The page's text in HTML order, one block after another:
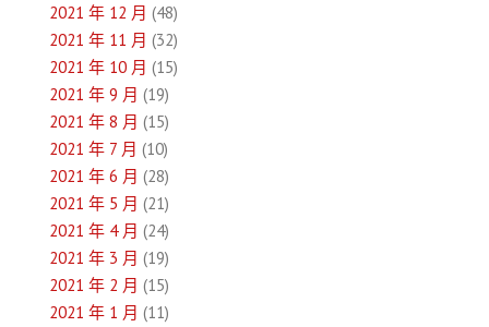
2021 年 12 月 (48)
2021 年 11 月 (32)
2021 年 10 月 (15)
2021 年 9 月 (19)
2021 年 8 月 (15)
2021 年 7 月 (10)
2021 年 6 月 (28)
2021 年 5 月 (21)
2021 年 4 月 (24)
2021 年 3 月 (19)
2021 年 2 月 (15)
2021 年 1 月 (11)